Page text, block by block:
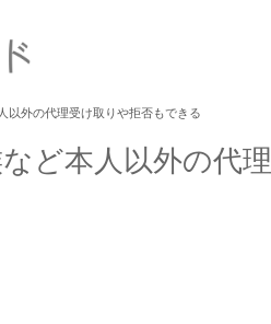
以外の代理受け取りや拒否もできる
ど本人以外の代理